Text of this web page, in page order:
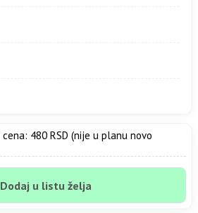
480 RSD (nije u planu novo
Dodaj u listu želja